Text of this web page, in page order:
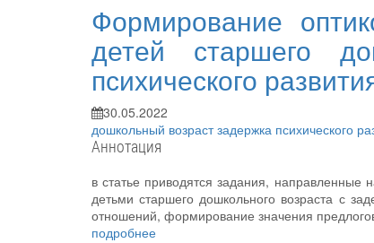
Формирование
детей старшего
психического
30.05.2022
дошкольный возрастзадержка психического
Аннотация
в статье приводятся задания,
детьми старшего дошкольного возраста с
отношений, формирование значения
подробнее